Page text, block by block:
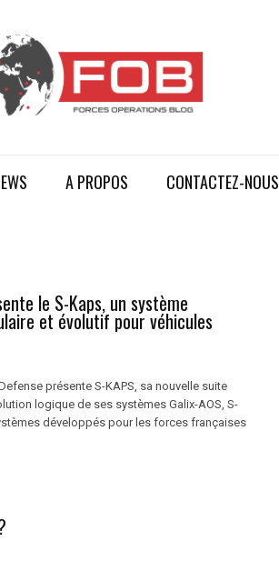
A PROPOS CONTACTEZ-NOUS
le S-Kaps, un système
et évolutif pour véhicules
présente S-KAPS, sa nouvelle suite
logique de ses systèmes Galix-AOS, S-
développés pour les forces françaises